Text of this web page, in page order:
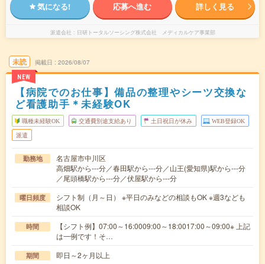
気になる! 応募へ進む 詳しく見る
派遣会社 日研トータルソーシング株式会社 メディカルケア事業部
未読
NEW
掲載日 2026/08/07
【病院でのお仕事】備品の整理やシーツ交換な
ど看護助手＊未経験OK
職種未経験OK 交通費別途支給あり 土日祝日が休み WEB登録OK
派遣
勤務地
名古屋市中川区
高畑駅から---分／春田駅から---分／山王(愛知県)駅から---分
／尾頭橋駅から---分／伏屋駅から---分
曜日頻度
シフト制（月～日） ※平日のみなどの相談もOK ※週3なども
相談OK
時間
【シフト例】07:00～16:0009:00～18:0017:00～09:00※ 上記
は一例です！そ…
期間 即日～2ヶ月以上